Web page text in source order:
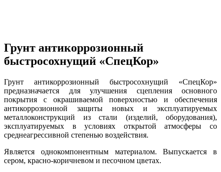
Грунт антикоррозионный
быстросохнущий «СпецКор»
Грунт антикоррозионный быстросохнущий «СпецКор»
предназначается для улучшения сцепления основного
покрытия с окрашиваемой поверхностью и обеспечения
антикоррозионной защиты новых и эксплуатируемых
металлоконструкций из стали (изделий, оборудования),
эксплуатируемых в условиях открытой атмосферы со
среднеагрессивной степенью воздействия.
Является однокомпонентным материалом. Выпускается в
сером, красно-коричневом и песочном цветах.